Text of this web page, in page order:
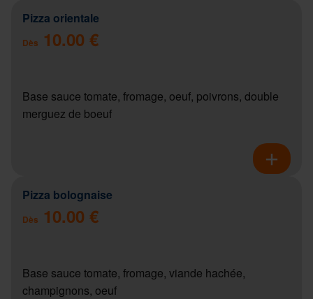
Pizza orientale
Dès 10.00 €
Base sauce tomate, fromage, oeuf, poivrons, double
merguez de boeuf
Pizza bolognaise
Dès 10.00 €
Base sauce tomate, fromage, viande hachée,
champignons, oeuf